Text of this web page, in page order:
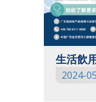
生活飲
2024-